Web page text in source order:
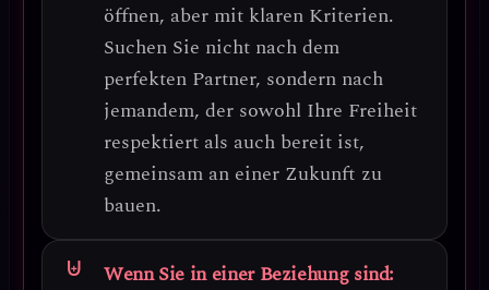
öffnen, aber mit klaren Kriterien.
Suchen Sie nicht nach dem
perfekten Partner, sondern nach
jemandem, der sowohl Ihre Freiheit
respektiert als auch bereit ist,
gemeinsam an einer Zukunft zu
bauen.
Wenn Sie in einer Beziehung sind: